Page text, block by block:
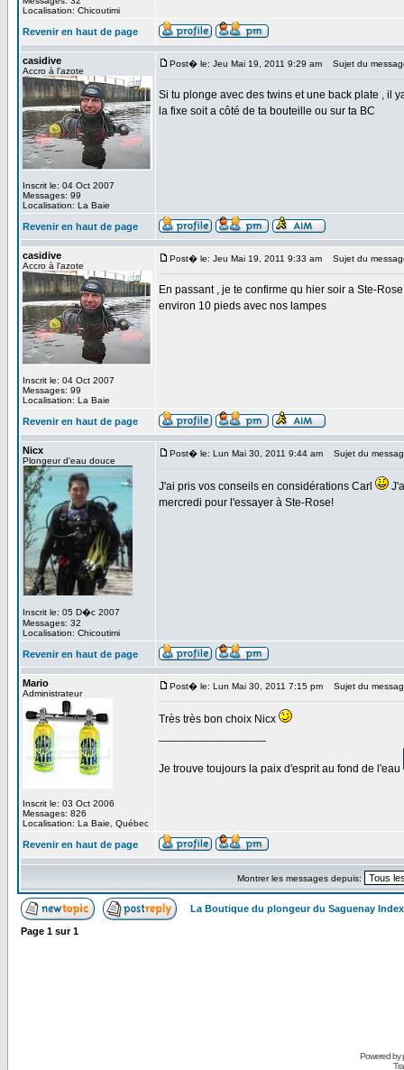
Localisation: Chicoutimi
Revenir en haut de page
casidive
Accro à l'azote
Inscrit le: 04 Oct 2007
Messages: 99
Localisation: La Baie
Post� le: Jeu Mai 19, 2011 9:29 am Sujet du
Si tu plonge avec des twins et une back plate , il
la fixe soit a côté de ta bouteille ou sur ta BC
Revenir en haut de page
casidive
Accro à l'azote
Inscrit le: 04 Oct 2007
Messages: 99
Localisation: La Baie
Post� le: Jeu Mai 19, 2011 9:33 am Sujet du
En passant , je te confirme qu hier soir a Ste-
environ 10 pieds avec nos lampes
Revenir en haut de page
Nicx
Plongeur d'eau douce
Inscrit le: 05 D�c 2007
Messages: 32
Localisation: Chicoutimi
Post� le: Lun Mai 30, 2011 9:44 am Sujet du
J'ai pris vos conseils en considérations Carl
mercredi pour l'essayer à Ste-Rose!
Revenir en haut de page
Mario
Administrateur
Inscrit le: 03 Oct 2006
Messages: 826
Localisation: La Baie, Québec
Post� le: Lun Mai 30, 2011 7:15 pm Sujet du
Très très bon choix Nicx
Je trouve toujours la paix d'esprit au fond de l'eau
Revenir en haut de page
Montrer les messages depuis:
La Boutique du plongeur du Saguenay
Page 1 sur1
Powered by